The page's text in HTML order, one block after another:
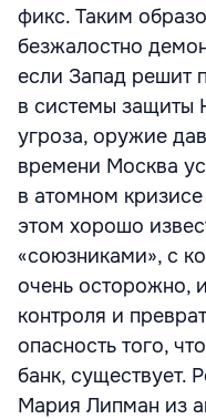
фикс. Таким
безжалостно
если Запад решит
в системы защиты
угроза, оружие
времени Москва
в атомном
этом хорошо
«союзниками», с
очень осторожно,
контроля и
опасность того,
банк, существует.
Мария Липман из